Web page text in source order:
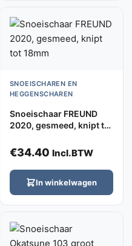
SNOEISCHAREN EN
HEGGENSCHAREN
Snoeischaar FREUND
2020, gesmeed, knipt tot
€34.40 Incl.BTW
In winkelwagen